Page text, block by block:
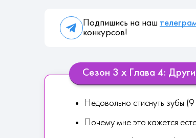
Подпишись на наш
конкурсов!
Сезон 3 х Глава 4:
Недовольно стиснуть зубы
Почему мне это кажется